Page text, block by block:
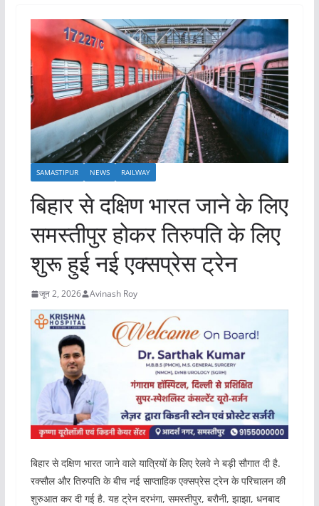
SAMASTIPUR NEWS RAILWAY
बिहार से दक्षिण भारत जाने के लिए
समस्तीपुर होकर तिरुपति के लिए
शुरू हुई नई एक्सप्रेस ट्रेन
जून 2, 2026 Avinash Roy
बिहार से दक्षिण भारत जाने वाले यात्रियों के लिए रेलवे ने बड़ी सौगात दी है.
रक्सौल और तिरुपति के बीच नई साप्ताहिक एक्सप्रेस ट्रेन के परिचालन की
शुरुआत कर दी गई है. यह ट्रेन दरभंगा, समस्तीपुर, बरौनी, झाझा, धनबाद